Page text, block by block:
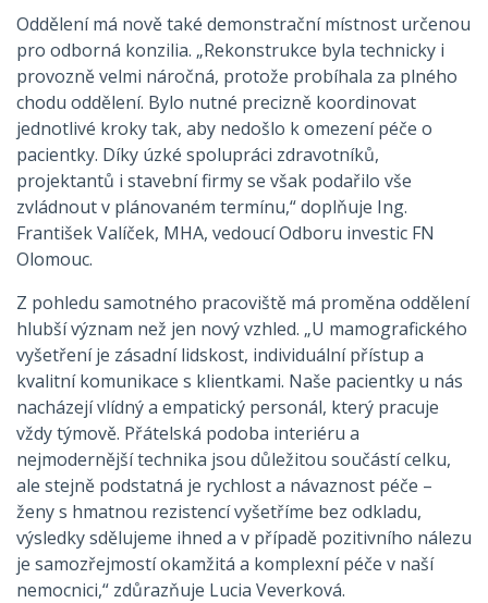
Oddělení má nově také demonstrační místnost určenou
pro odborná konzilia. „Rekonstrukce byla technicky i
provozně velmi náročná, protože probíhala za plného
chodu oddělení. Bylo nutné precizně koordinovat
jednotlivé kroky tak, aby nedošlo k omezení péče o
pacientky. Díky úzké spolupráci zdravotníků,
projektantů i stavební firmy se však podařilo vše
zvládnout v plánovaném termínu,“ doplňuje Ing.
František Valíček, MHA, vedoucí Odboru investic FN
Olomouc.
Z pohledu samotného pracoviště má proměna oddělení
hlubší význam než jen nový vzhled. „U mamografického
vyšetření je zásadní lidskost, individuální přístup a
kvalitní komunikace s klientkami. Naše pacientky u nás
nacházejí vlídný a empatický personál, který pracuje
vždy týmově. Přátelská podoba interiéru a
nejmodernější technika jsou důležitou součástí celku,
ale stejně podstatná je rychlost a návaznost péče –
ženy s hmatnou rezistencí vyšetříme bez odkladu,
výsledky sdělujeme ihned a v případě pozitivního nálezu
je samozřejmostí okamžitá a komplexní péče v naší
nemocnici,“ zdůrazňuje Lucia Veverková.